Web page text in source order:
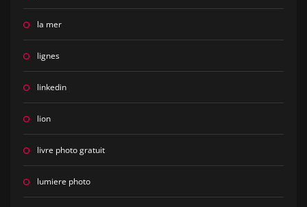
la mer
lignes
linkedin
lion
livre photo gratuit
lumiere photo